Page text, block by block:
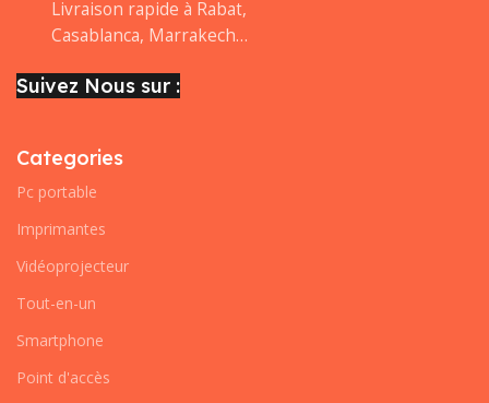
Livraison rapide à Rabat,
Casablanca, Marrakech…
Suivez Nous sur :
Categories
Pc portable
Imprimantes
Vidéoprojecteur
Tout-en-un
Smartphone
Point d'accès